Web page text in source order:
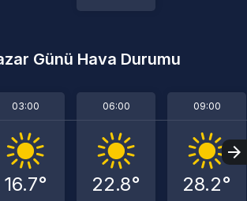
Günü Hava Durumu
03:00
16.7°
06:00
22.8°
09:00
28.2°